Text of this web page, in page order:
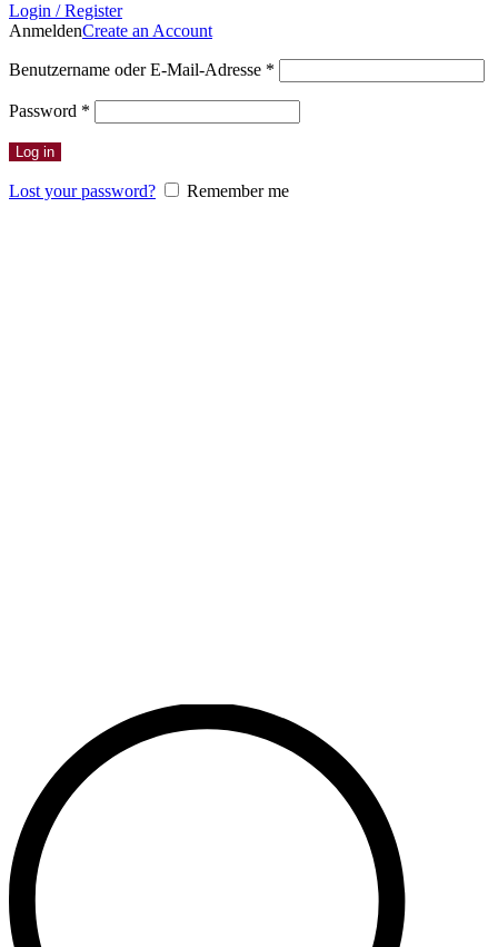
Login / Register
AnmeldenCreate an Account
Benutzername oder E-Mail-Adresse *
Password *
Log in
Lost your password? Remember me